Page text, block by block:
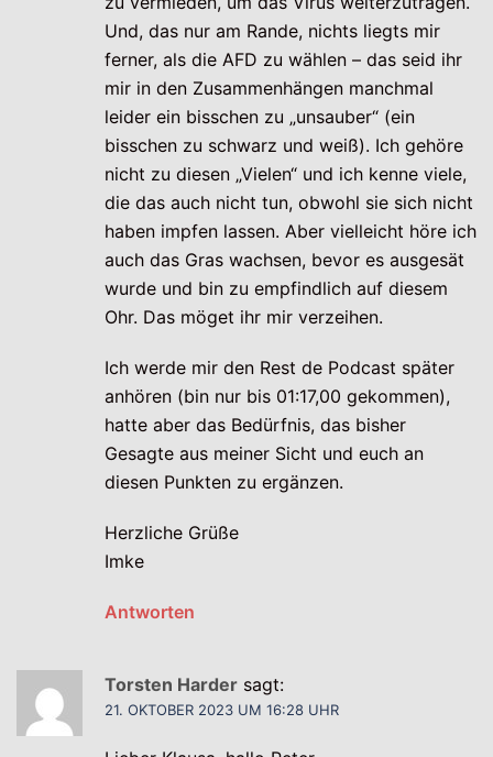
Und, das nur am Rande, nichts liegts mir
ferner, als die AFD zu wählen – das seid ihr
mir in den Zusammenhängen manchmal
leider ein bisschen zu „unsauber“ (ein
bisschen zu schwarz und weiß). Ich gehöre
nicht zu diesen „Vielen“ und ich kenne viele,
die das auch nicht tun, obwohl sie sich nicht
haben impfen lassen. Aber vielleicht höre ich
auch das Gras wachsen, bevor es ausgesät
wurde und bin zu empfindlich auf diesem
Ohr. Das möget ihr mir verzeihen.
Ich werde mir den Rest de Podcast später
anhören (bin nur bis 01:17,00 gekommen),
hatte aber das Bedürfnis, das bisher
Gesagte aus meiner Sicht und euch an
diesen Punkten zu ergänzen.
Herzliche Grüße
Imke
Antworten
Torsten Harder sagt:
21. OKTOBER 2023 UM 16:28 UHR